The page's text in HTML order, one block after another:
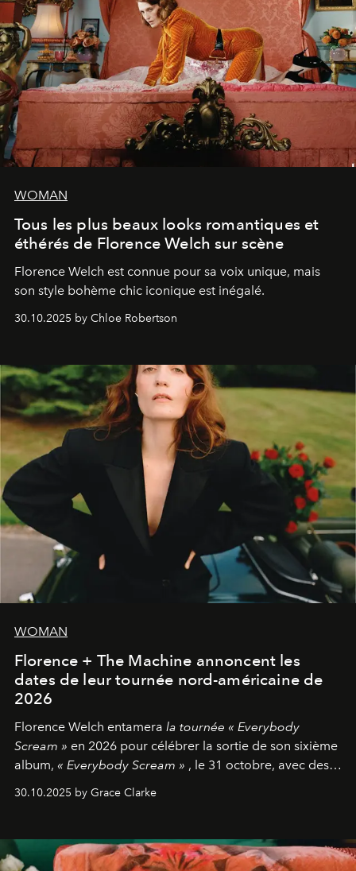
WOMAN
Tous les plus beaux looks romantiques et
éthérés de Florence Welch sur scène
Florence Welch est connue pour sa voix unique, mais
son style bohème chic iconique est inégalé.
30.10.2025 by Chloe Robertson
WOMAN
Florence + The Machine annoncent les
dates de leur tournée nord-américaine de
2026
Florence Welch entamera la tournée « Everybody
Scream » en 2026 pour célébrer la sortie de son sixième
album, « Everybody Scream » , le 31 octobre, avec des
dates nord-américaines débutant en avril prochain.
30.10.2025 by Grace Clarke